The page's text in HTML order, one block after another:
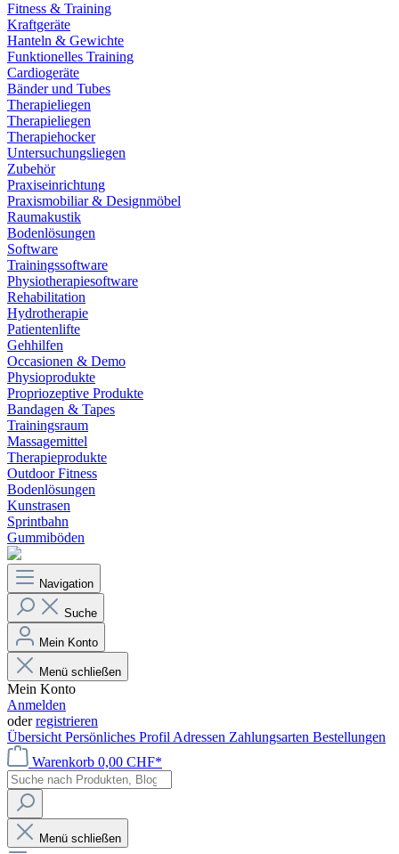
Fitness & Training
Kraftgeräte
Hanteln & Gewichte
Funktionelles Training
Cardiogeräte
Bänder und Tubes
Therapieliegen
Therapieliegen
Therapiehocker
Untersuchungsliegen
Zubehör
Praxiseinrichtung
Praxismobiliar & Designmöbel
Raumakustik
Bodenlösungen
Software
Trainingssoftware
Physiotherapiesoftware
Rehabilitation
Hydrotherapie
Patientenlifte
Gehhilfen
Occasionen & Demo
Physioprodukte
Propriozeptive Produkte
Bandagen & Tapes
Trainingsraum
Massagemittel
Therapieprodukte
Outdoor Fitness
Bodenlösungen
Kunstrasen
Sprintbahn
Gummiböden
Navigation
Suche
Mein Konto
Menü schließen
Mein Konto
Anmelden
oderregistrieren
Übersicht Persönliches Profil Adressen Zahlungsarten Bestellungen
Warenkorb 0,00 CHF*
Menü schließen